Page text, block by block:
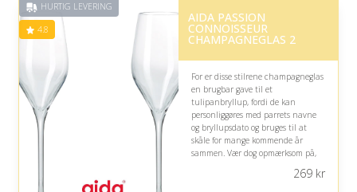
HURTIG LEVERING
4.8
AIDA PASSION
CONNOISSEUR
CHAMPAGNEGLAS 2
For er disse stilrene champagneglas
en brugbar gave til et
tulipanbryllup, fordi de kan
personliggøres med parrets navne
og bryllupsdato og bruges til at
skåle for mange kommende år
sammen. Vær dog opmærksom på,
269kr